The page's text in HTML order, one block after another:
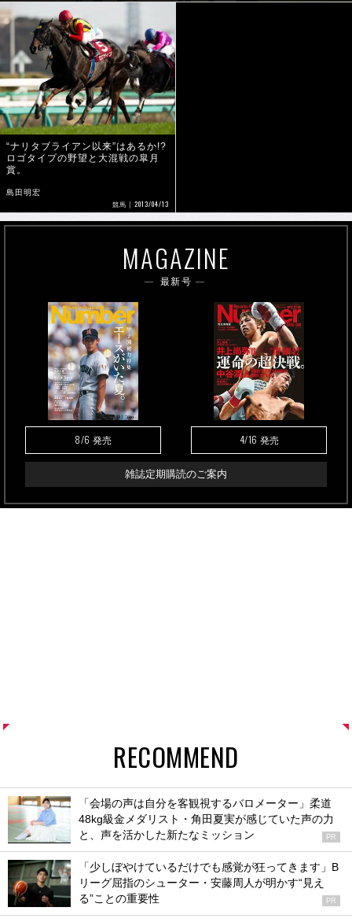
“ナリタブライアン以来”はあるか!?
ロゴタイプの野望と大混戦の皐月
賞。
島田明宏
競馬 2013/04/13
MAGAZINE
最新号
8/6 発売 4/16 発売
雑誌定期購読のご案内
RECOMMEND
「会場の声は自分を客観視するバロメーター」柔道
48kg級金メダリスト・角田夏実が感じていた声の力
と、声を活かした新たなミッション
PR
「少しぼやけているだけでも感覚が狂ってきます」B
リーグ屈指のシューター・安藤周人が明かす“見え
る”ことの重要性
PR